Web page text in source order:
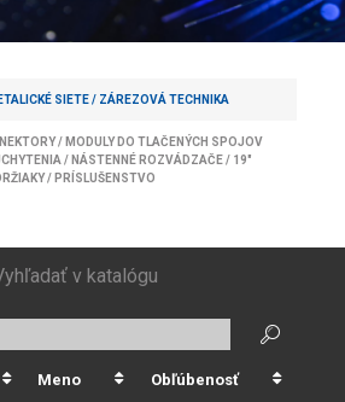
SIETE/ ZÁREZOVÁ TECHNIKA
/ MODULY DO TLAČENÝCH SPOJOV
/ NÁSTENNÉ ROZVÁDZAČE/ 19"
/ PRÍSLUŠENSTVO
v katalógu
Meno Obľúbenosť